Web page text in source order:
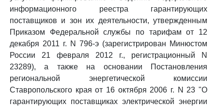
информационного реестра гарантирующих
поставщиков и зон их деятельности, утвержденным
Приказом Федеральной службы по тарифам от 12
декабря 2011 г. N 796-э (зарегистрирован Минюстом
России 21 февраля 2012 г., регистрационный N
23289), а также на основании Постановления
региональной энергетической комиссии
Ставропольского края от 16 октября 2006 г. N 23 "О
гарантирующих поставщиках электрической энергии